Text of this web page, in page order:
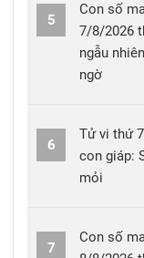
5
Con số
7/8/2026
ngẫu
ngờ
6
Tử vi thứ
con giáp:
mỏi
7
Con số